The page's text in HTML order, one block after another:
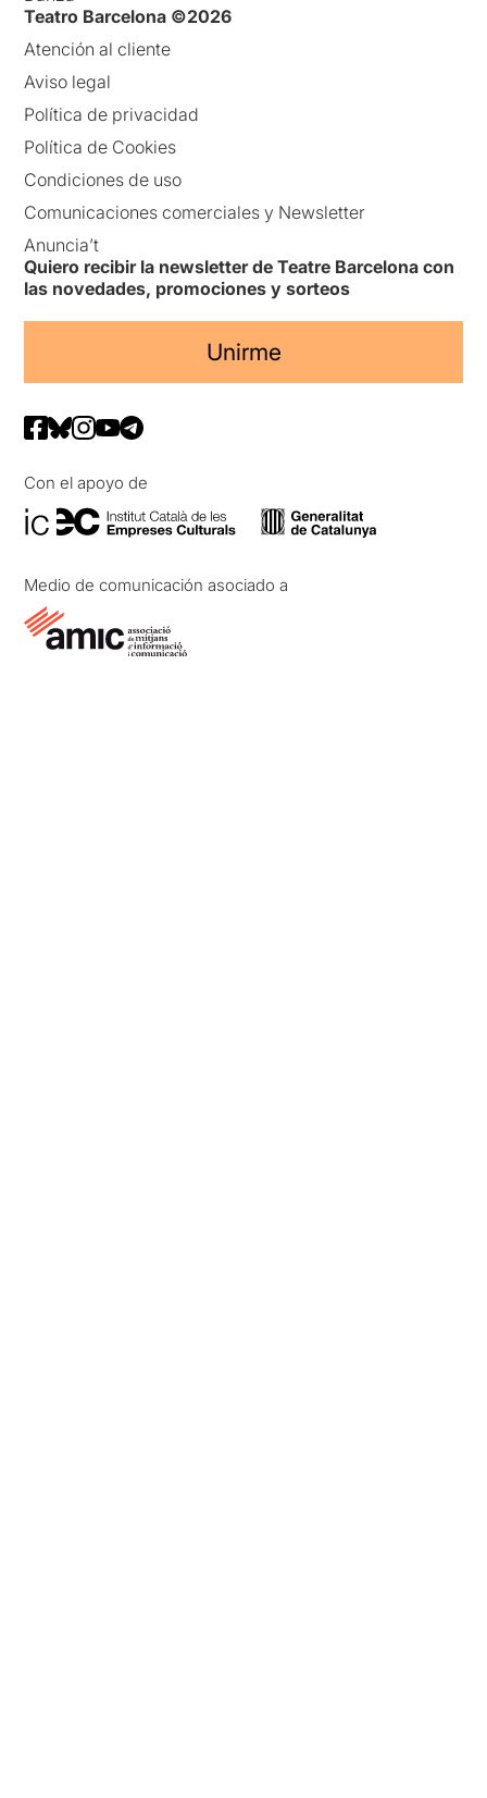
Teatro Barcelona ©2026
Atención al cliente
Aviso legal
Política de privacidad
Política de Cookies
Condiciones de uso
Comunicaciones comerciales y Newsletter
Anuncia’t
Quiero recibir la newsletter de Teatre Barcelona con
las novedades, promociones y sorteos
Unirme
Con el apoyo de
Medio de comunicación asociado a